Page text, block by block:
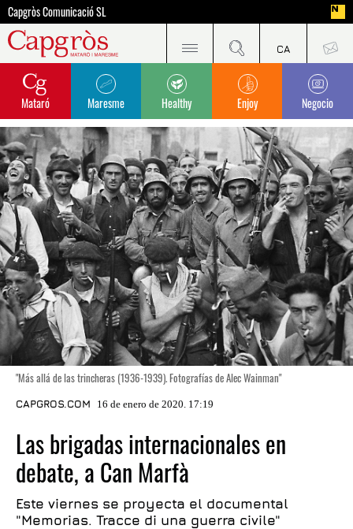
Capgròs Comunicació SL
Mataró Maresme Healthy Enjoy Negocio
"Más allá de las trincheras (1936-1939). Fotografías de Alec Wainman"
CAPGROS.COM 16 de enero de 2020. 17:19
Las brigadas internacionales en
debate, a Can Marfà
Este viernes se proyecta el documental
"Memorias. Tracce di una guerra civile"